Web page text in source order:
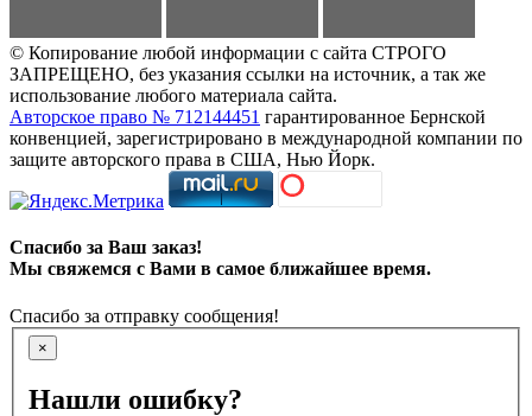
© Копирование любой информации с сайта СТРОГО
ЗАПРЕЩЕНО, без указания ссылки на источник, а так же
использование любого материала сайта.
Авторское право № 712144451 гарантированное Бернской
конвенцией, зарегистрировано в международной компании по
защите авторского права в США, Нью Йорк.
Спасибо за Ваш заказ!
Мы свяжемся с Вами в самое ближайшее время.
Спасибо за отправку сообщения!
×
Нашли ошибку?